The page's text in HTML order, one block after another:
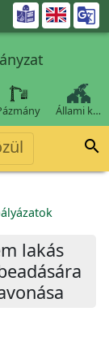

Állami k…

lakás